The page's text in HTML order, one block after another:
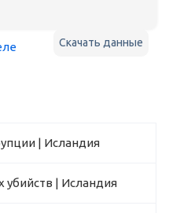
Скачать данные
| Исландия
| Исландия